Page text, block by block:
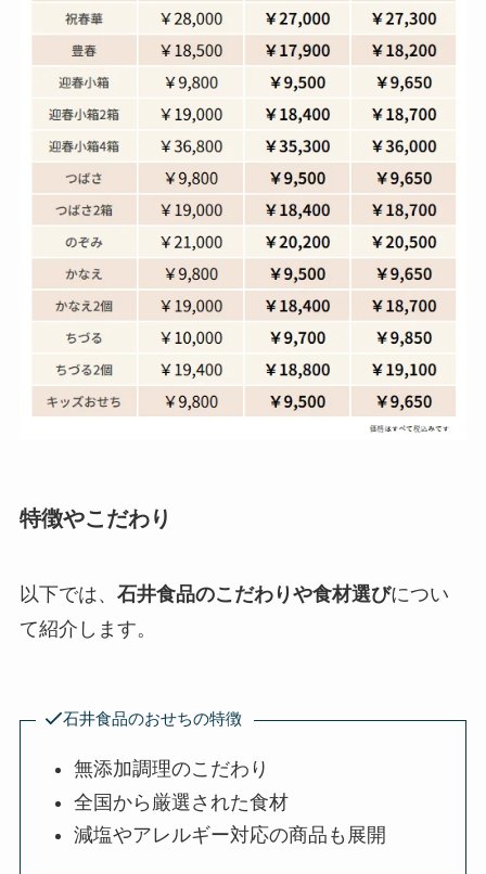
特徴やこだわり
以下では、 石井食品のこだわりや食材選びについ
て紹介します。
石井食品のおせちの特徴
無添加調理のこだわり
全国から厳選された食材
減塩やアレルギー対応の商品も展開